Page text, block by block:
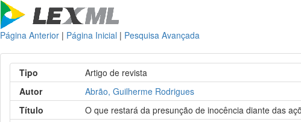
Página Anterior | Página Inicial | Pesquisa Avançada
Tipo
Artigo de revista
Autor
Abrão, Guilherme Rodrigues
Título
O que restará da presunção de inocência diante das